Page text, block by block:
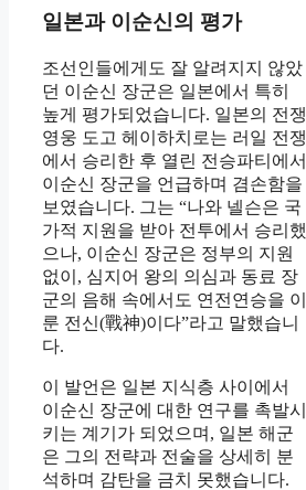
일본과 이순신의 평가
조선인들에게도 잘 알려지지 않았
던 이순신 장군은 일본에서 특히
높게 평가되었습니다. 일본의 전쟁
영웅 도고 헤이하치로는 러일 전쟁
에서 승리한 후 열린 전승파티에서
이순신 장군을 언급하며 겸손함을
보였습니다. 그는 “나와 넬슨은 국
가적 지원을 받아 전투에서 승리했
으나, 이순신 장군은 정부의 지원
없이, 심지어 왕의 의심과 동료 장
군의 음해 속에서도 연전연승을 이
룬 전신(戰神)이다”라고 말했습니
다.
이 발언은 일본 지식층 사이에서
이순신 장군에 대한 연구를 촉발시
키는 계기가 되었으며, 일본 해군
은 그의 전략과 전술을 상세히 분
석하며 감탄을 금치 못했습니다.